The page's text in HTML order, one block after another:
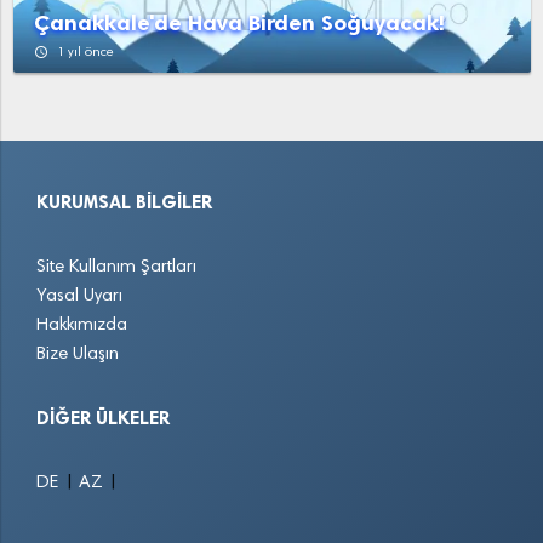
Çanakkale'de Hava Birden Soğuyacak!
access_time 1 yıl önce
KURUMSAL BILGILER
Site Kullanım Şartları
Yasal Uyarı
Hakkımızda
Bize Ulaşın
DIĞER ÜLKELER
DE AZ